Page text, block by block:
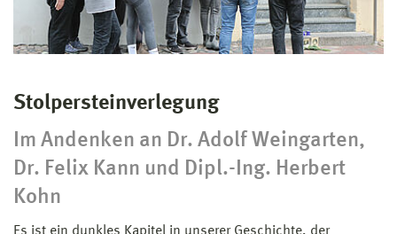
Stolpersteinverlegung
Im Andenken an Dr. Adolf Weingarten,
Dr. Felix Kann und Dipl.-Ing. Herbert
Kohn